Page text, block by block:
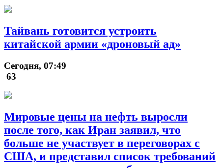
Тайвань готовится устроить
китайской армии «дроновый ад»
Сегодня, 07:49
63
Мировые цены на нефть выросли
после того, как Иран заявил, что
больше не участвует в переговорах с
США, и представил список требований